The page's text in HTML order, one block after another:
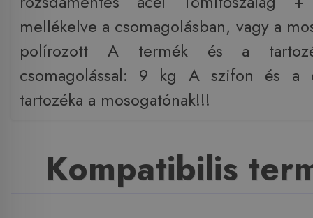
mellékelve a csomagolásban, vagy a
polírozott A termék és a
csomagolással: 9 kg A szifon és a
tartozéka a mosogatónak!!!
Kompatibilis